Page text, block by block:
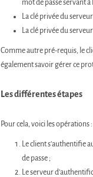
mot de passe servant
La clé privée du
La clé privée du
Comme autre pré-requis, le
également savoir gérer ce
Les différentes étapes
Pour cela, voici les opérations :
Le client s’authentifie
de passe ;
Le serveur